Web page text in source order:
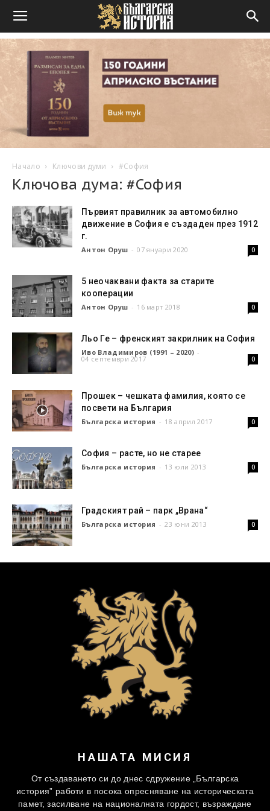
Начало Ключови думи #София
Ключова дума: #София
Първият правилник за автомобилно
движение в София е създаден през 1912
г.
Антон Оруш - 07 януари 2020 0
5 неочаквани факта за старите
кооперации
Антон Оруш - 16 март 2018 0
Льо Ге – френският закрилник на София
Иво Владимиров (1991 – 2020) -
04 септември 2017 0
Прошек – чешката фамилия, която се
посвети на България
Българска история - 18 април 2017 0
София – расте, но не старее
Българска история - 13 юли 2013 0
Градският рай – парк „Врана“
Българска история - 23 юни 2013 0
НАШАТА МИСИЯ
От създаването си до днес сдружение „Българска
история” работи в посока опресняване на историческата
памет, засилване на националната гордост, възраждане